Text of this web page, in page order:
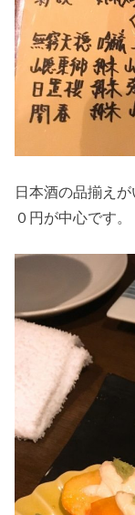
日本酒の品揃え
０円が中心です。